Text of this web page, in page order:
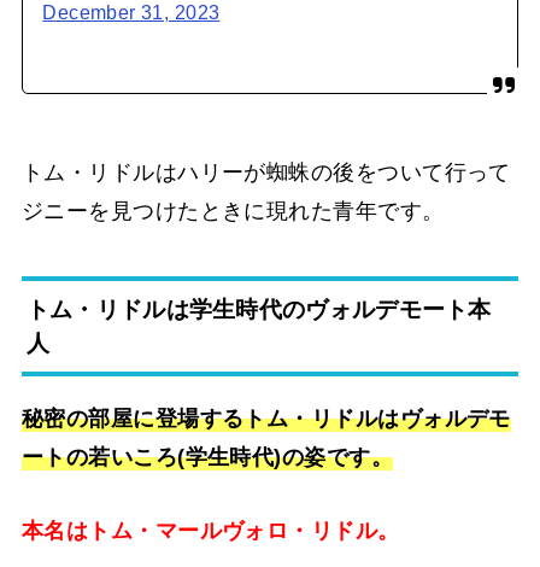
December 31, 2023
トム・リドルはハリーが蜘蛛の後をついて行って
ジニーを見つけたときに現れた青年です。
トム・リドルは学生時代のヴォルデモート本
人
秘密の部屋に登場するトム・リドルはヴォルデモ
ートの若いころ(学生時代)の姿です。
本名はトム・マールヴォロ・リドル。